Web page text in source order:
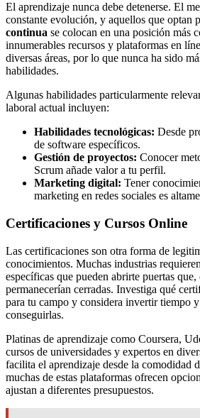
El aprendizaje nunca debe detenerse. El
constante evolución, y aquellos que optan
continua se colocan en una posición más
innumerables recursos y plataformas en
diversas áreas, por lo que nunca ha sido
habilidades.
Algunas habilidades particularmente
laboral actual incluyen:
Habilidades tecnológicas: Desde
de software específicos.
Gestión de proyectos: Conocer
Scrum añade valor a tu perfil.
Marketing digital: Tener
marketing en redes sociales es
Certificaciones y Cursos Online
Las certificaciones son otra forma de
conocimientos. Muchas industrias
específicas que pueden abrirte puertas
permanecerían cerradas. Investiga qué
para tu campo y considera invertir tiempo y
conseguirlas.
Platinas de aprendizaje como Coursera,
cursos de universidades y expertos en
facilita el aprendizaje desde la comodidad
muchas de estas plataformas ofrecen
ajustan a diferentes presupuestos.